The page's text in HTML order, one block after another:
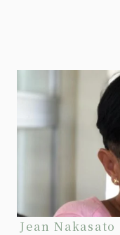
Jean Nakasato